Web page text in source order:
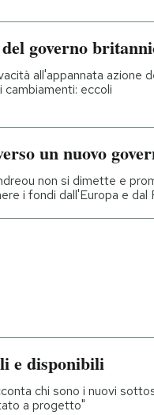
governo
all'appannata azione
eccoli
un nuovo
non si dimette e
i fondi dall'Europa e dal
e disponibili
chi sono i nuovi
a progetto"